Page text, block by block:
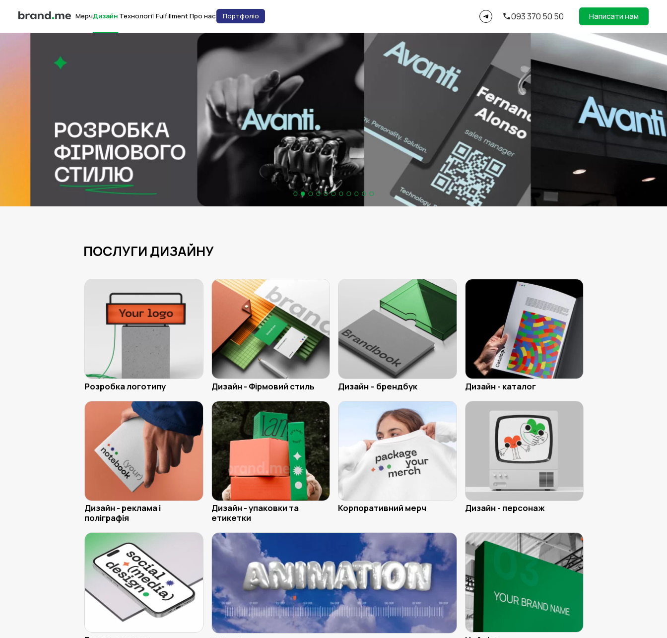
МерчДизайн Технології FulfillmentПро нас Портфоліо 093 370 50 50 Написати нам
ПОСЛУГИ ДИЗАЙНУ
Розробка логотипу Дизайн - Фірмовий стиль Дизайн – брендбук Дизайн - каталог
Дизайн - реклама і
поліграфія
Дизайн - упаковки та
етикетки
Корпоративний мерч Дизайн - персонаж